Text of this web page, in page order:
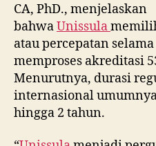
CA, PhD., menjelaskan
bahwaUnissula
atau percepatan
memproses akreditasi
Menurutnya, durasi
internasional
hingga 2 tahun.